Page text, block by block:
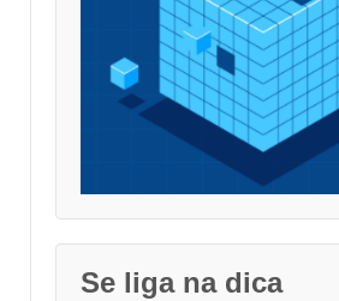
Se liga na dica